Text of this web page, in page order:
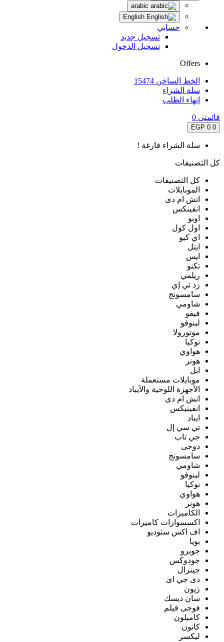
حسابي
تسجيل جديد
تسجيل الدخول
Offers
الخط الساخن 15474
سلة الشراء
إنهاء الطلب
قائمتى 0
0
0 EGP
سلة الشراء فارغة !
كل التصنيفات
كل التصنيفات
الموبايلات
اتش ام دى
انفينكس
اوبو
اول كول
اي كيو
ايتل
ايس
تكنو
ريلمي
زد تي إي
سامسونج
شاومي
فيفو
لينوفو
موتورولا
نوكيا
هواوي
هونر
ابل
موبايلات مستعملة
الأجهزة اللوحية والآيباد
اتش ام دى
انفينيكس
ايباد
تي سي إل
جي تاب
دوجى
سامسونج
شاومي
لينوفو
نوكيا
هواوي
هونر
الكاميرات
اكسسوارات كاميرات
اف اكس ستوديو
بويا
جوبرو
جودوكس
جينرال
دى جي اى
زيون
سان ديسك
فوجى فيلم
كاميلون
كانون
ليكسر